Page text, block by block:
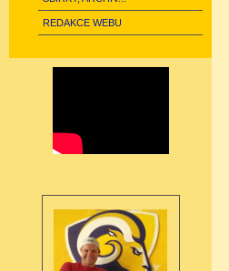
REDAKCE WEBU